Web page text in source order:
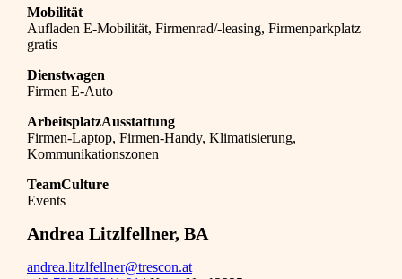
Mobilität
Aufladen E-Mobilität, Firmenrad/-leasing, Firmenparkplatz
gratis
Dienstwagen
Firmen E-Auto
ArbeitsplatzAusstattung
Firmen-Laptop, Firmen-Handy, Klimatisierung,
Kommunikationszonen
TeamCulture
Events
Andrea Litzlfellner, BA
andrea.litzlfellner@trescon.at